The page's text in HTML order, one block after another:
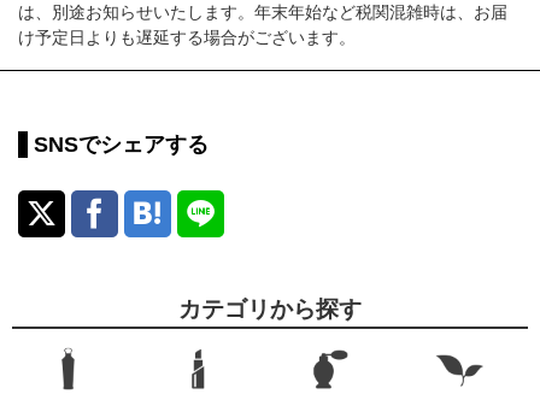
は、別途お知らせいたします。年末年始など税関混雑時は、お届
け予定日よりも遅延する場合がございます。
SNSでシェアする
カテゴリから探す